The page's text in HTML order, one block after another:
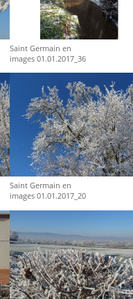
Saint Germain en
images 01.01.2017_36
Saint Germain en
images 01.01.2017_20